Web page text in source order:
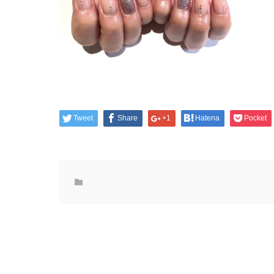
Tweet Share +1 Hatena Pocket